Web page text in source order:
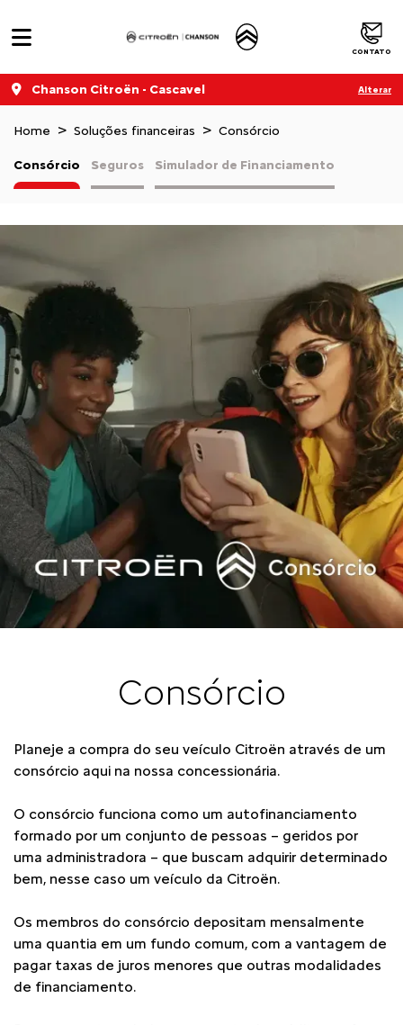
CONTATO
Chanson Citroën - Cascavel Alterar
Home Soluções financeiras Consórcio
Consórcio Seguros Simulador de Financiamento
Consórcio
Planeje a compra do seu veículo Citroën através de um
consórcio aqui na nossa concessionária.
O consórcio funciona como um autofinanciamento
formado por um conjunto de pessoas – geridos por
uma administradora – que buscam adquirir determinado
bem, nesse caso um veículo da Citroën.
Os membros do consórcio depositam mensalmente
uma quantia em um fundo comum, com a vantagem de
pagar taxas de juros menores que outras modalidades
de financiamento.